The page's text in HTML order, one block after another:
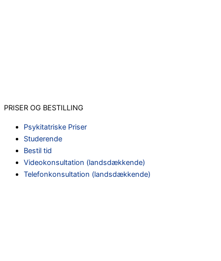
PRISER OG BESTILLING
Psykitatriske Priser
Studerende
Bestil tid
Videokonsultation (landsdækkende)
Telefonkonsultation (landsdækkende)